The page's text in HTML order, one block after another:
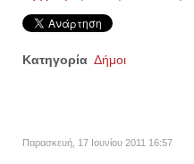
Κατηγορία Δήμοι
Παρασκευή, 17 Ιουνίου 2011 16:57